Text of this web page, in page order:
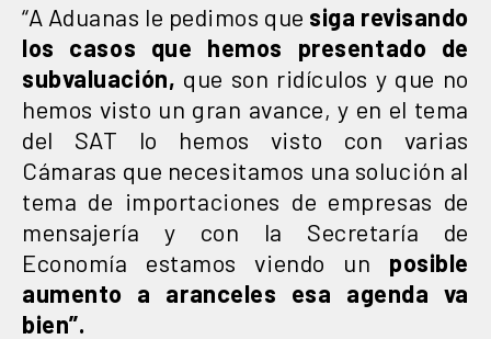
“A Aduanas le pedimos que siga revisando
los casos que hemos presentado de
subvaluación, que son ridículos y que no
hemos visto un gran avance, y en el tema
del SAT lo hemos visto con varias
Cámaras que necesitamos una solución al
tema de importaciones de empresas de
mensajería y con la Secretaría de
Economía estamos viendo un posible
aumento a aranceles esa agenda va
bien”.